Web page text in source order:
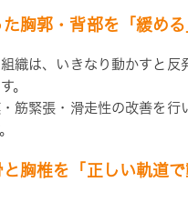
胸郭・背部を「緩める
織は、いきなり動かすと反
。
筋緊張・滑走性の改善を行
胸椎を「正しい軌道で